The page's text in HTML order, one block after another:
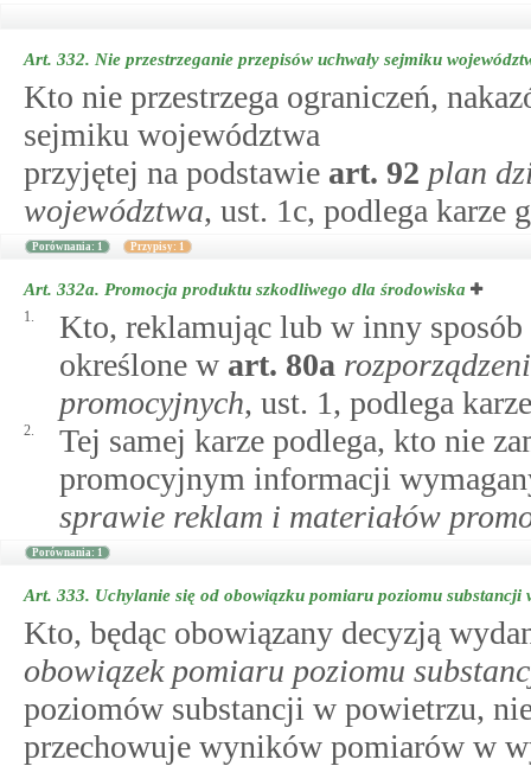
Art. 332. Nie przestrzeganie przepisów uchwały sejmiku
Kto nie przestrzega ograniczeń,
sejmiku województwa
przyjętej na podstawie art. 92 plan
województwa, ust. 1c, podlega karze
Porównania: 1 Przypisy: 1
Art. 332a. Promocja produktu szkodliwego dla środowiska
1.
Kto, reklamując lub w inny
określone w art. 80a
promocyjnych, ust. 1, podlega
2.
Tej samej karze podlega, kto nie
promocyjnym informacji
sprawie reklam i materiałów
Porównania: 1
Art. 333. Uchylanie się od obowiązku pomiaru poziomu substancji
Kto, będąc obowiązany decyzją
obowiązek pomiaru poziomu
poziomów substancji w powietrzu,
przechowuje wyników pomiarów w